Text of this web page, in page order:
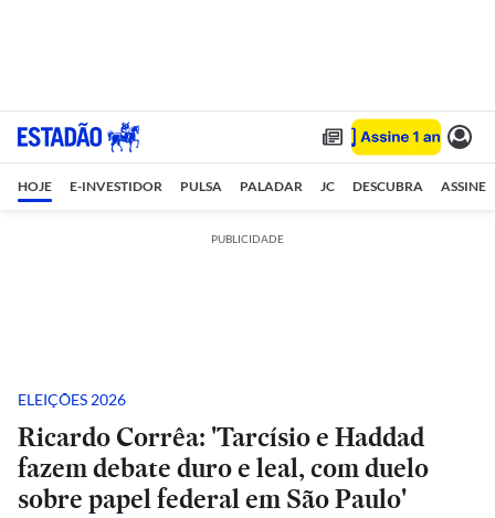
HOJE E-INVESTIDOR PULSA PALADAR JC DESCUBRA ASSINE
PUBLICIDADE
ELEIÇÕES 2026
Ricardo Corrêa: 'Tarcísio e Haddad
fazem debate duro e leal, com duelo
sobre papel federal em São Paulo'